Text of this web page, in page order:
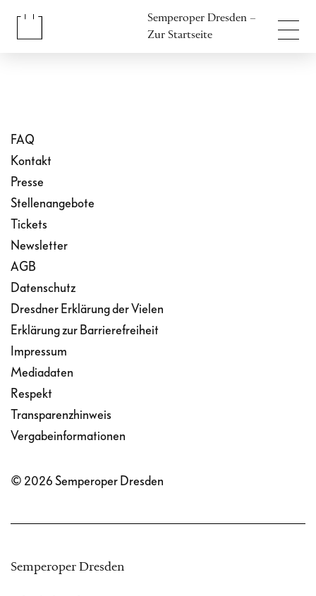
Semperoper Dresden –
Zur Startseite
FAQ
Kontakt
Presse
Stellenangebote
Tickets
Newsletter
AGB
Datenschutz
Dresdner Erklärung der Vielen
Erklärung zur Barrierefreiheit
Impressum
Mediadaten
Respekt
Transparenzhinweis
Vergabeinformationen
© 2026 Semperoper Dresden
Semperoper Dresden